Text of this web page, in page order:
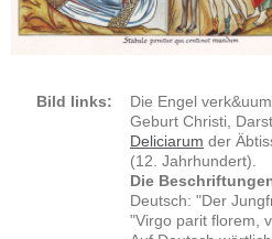
Bild links:
Die Engel
Geburt Christi,
Deliciarum der
(12. Jahrhundert).
Die
Deutsch: "Der
"Virgo parit florem,